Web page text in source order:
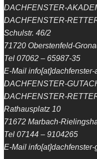
DACHFENSTER-
DACHFENSTER-
Schulstr. 46/2
71720 Oberstenfeld-
Tel 07062 – 65987-35
E-Mail
DACHFENSTER-
DACHFENSTER-
Rathausplatz 10
71672 Marbach-
Tel 07144 – 9104265
E-Mail info[at]dachfenster-